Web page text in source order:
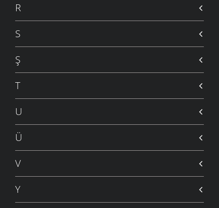
R
S
Ş
T
U
Ü
V
Y